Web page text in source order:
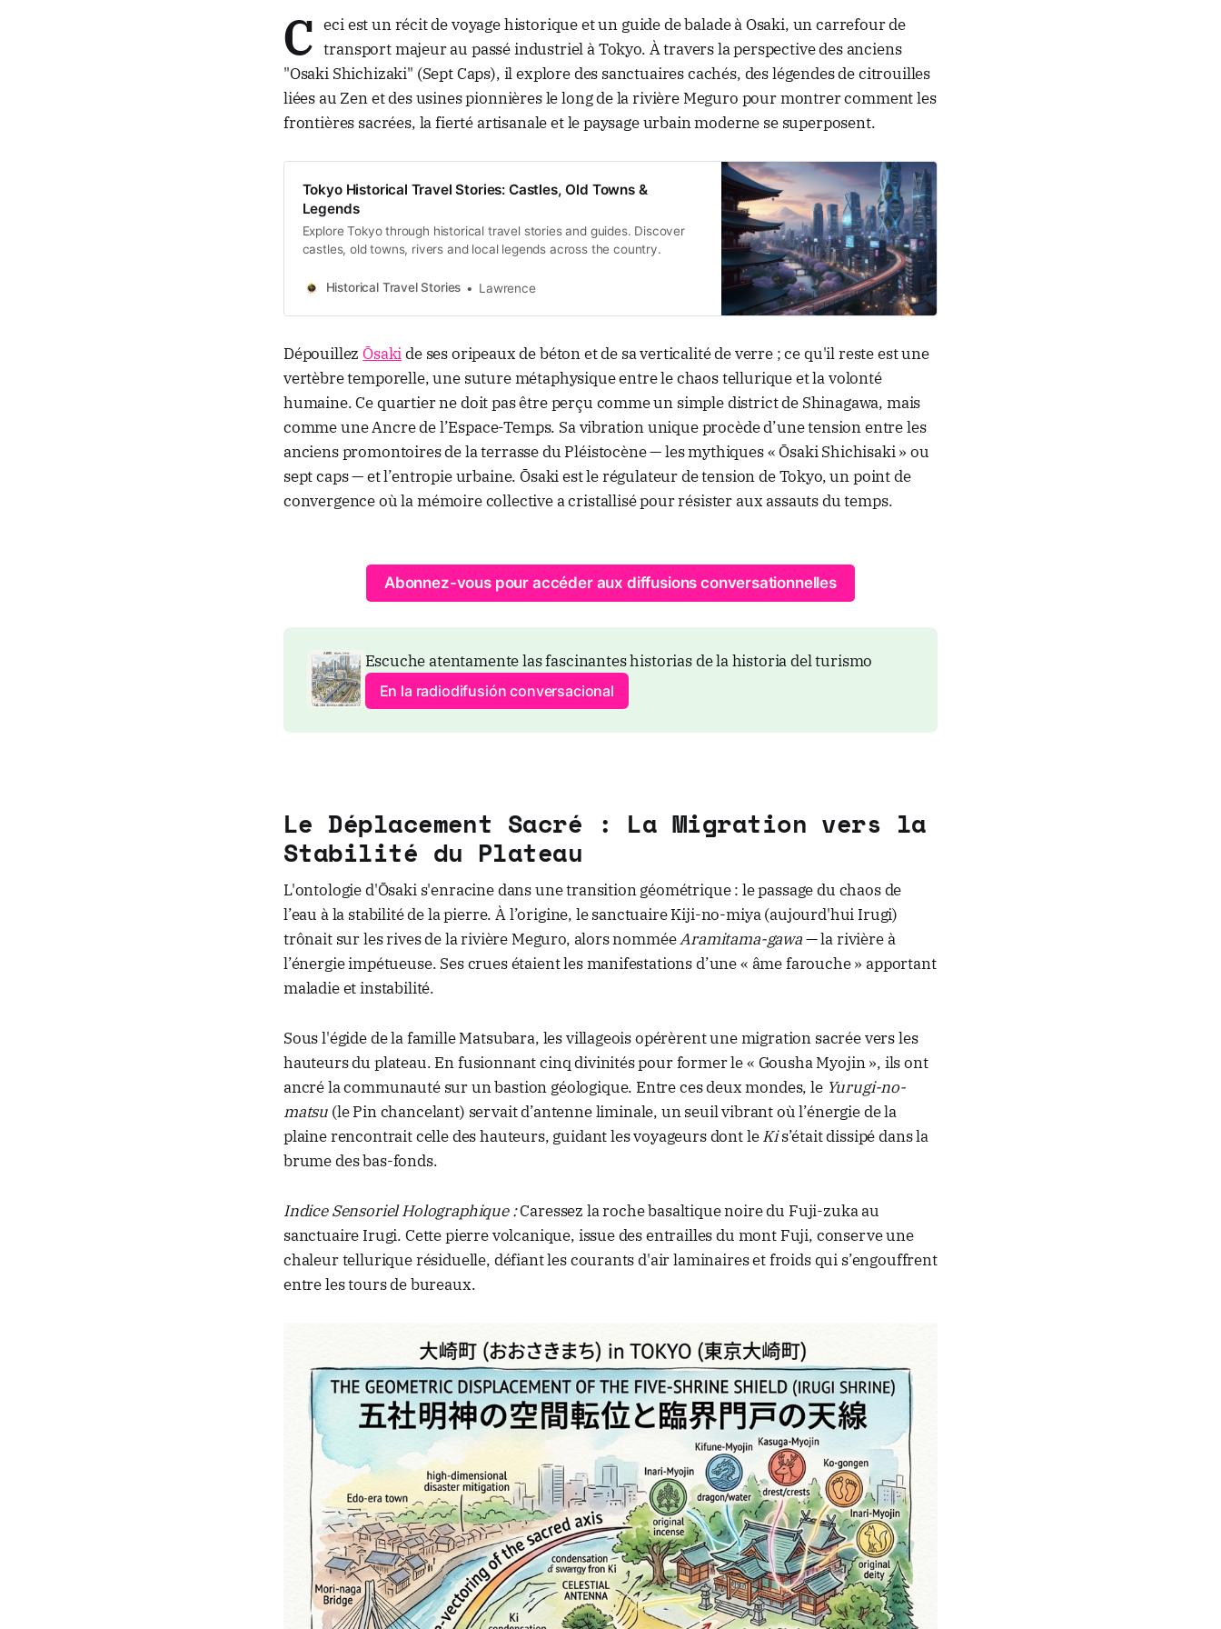
C eci est un récit de voyage historique et un guide de balade à Osaki, un carrefour de
transport majeur au passé industriel à Tokyo. À travers la perspective des anciens
"Osaki Shichizaki" (Sept Caps), il explore des sanctuaires cachés, des légendes de citrouilles
liées au Zen et des usines pionnières le long de la rivière Meguro pour montrer comment les
frontières sacrées, la fierté artisanale et le paysage urbain moderne se superposent.
Tokyo Historical Travel Stories: Castles, Old Towns &
Legends
Explore Tokyo through historical travel stories and guides. Discover
castles, old towns, rivers and local legends across the country.
Historical Travel Stories Lawrence
DépouillezŌsakide ses oripeaux de béton et de sa verticalité de verre ; ce qu'il reste est une
vertèbre temporelle, une suture métaphysique entre le chaos tellurique et la volonté
humaine. Ce quartier ne doit pas être perçu comme un simple district de Shinagawa, mais
comme une Ancre de l’Espace-Temps. Sa vibration unique procède d’une tension entre les
anciens promontoires de la terrasse du Pléistocène — les mythiques « Ōsaki Shichisaki » ou
sept caps — et l’entropie urbaine. Ōsaki est le régulateur de tension de Tokyo, un point de
convergence où la mémoire collective a cristallisé pour résister aux assauts du temps.
Abonnez-vous pour accéder aux diffusions conversationnelles
Escuche atentamente las fascinantes historias de la historia del turismo
En la radiodifusión conversacional
Le Déplacement Sacré : La Migration vers la
Stabilité du Plateau
L'ontologie d'Ōsaki s'enracine dans une transition géométrique : le passage du chaos de
l’eau à la stabilité de la pierre. À l’origine, le sanctuaire Kiji-no-miya (aujourd'hui Irugi)
trônait sur les rives de la rivière Meguro, alors nomméeAramitama-gawa— la rivière à
l’énergie impétueuse. Ses crues étaient les manifestations d’une « âme farouche » apportant
maladie et instabilité.
Sous l'égide de la famille Matsubara, les villageois opérèrent une migration sacrée vers les
hauteurs du plateau. En fusionnant cinq divinités pour former le « Gousha Myojin », ils ont
ancré la communauté sur un bastion géologique. Entre ces deux mondes, le Yurugi-no-
matsu (le Pin chancelant) servait d’antenne liminale, un seuil vibrant où l’énergie de la
plaine rencontrait celle des hauteurs, guidant les voyageurs dont leKis’était dissipé dans la
brume des bas-fonds.
Indice Sensoriel Holographique :Caressez la roche basaltique noire du Fuji-zuka au
sanctuaire Irugi. Cette pierre volcanique, issue des entrailles du mont Fuji, conserve une
chaleur tellurique résiduelle, défiant les courants d'air laminaires et froids qui s’engouffrent
entre les tours de bureaux.